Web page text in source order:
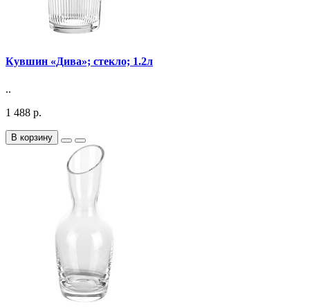
Кувшин «Дива»; стекло; 1.2л
..
1 488 р.
В корзину